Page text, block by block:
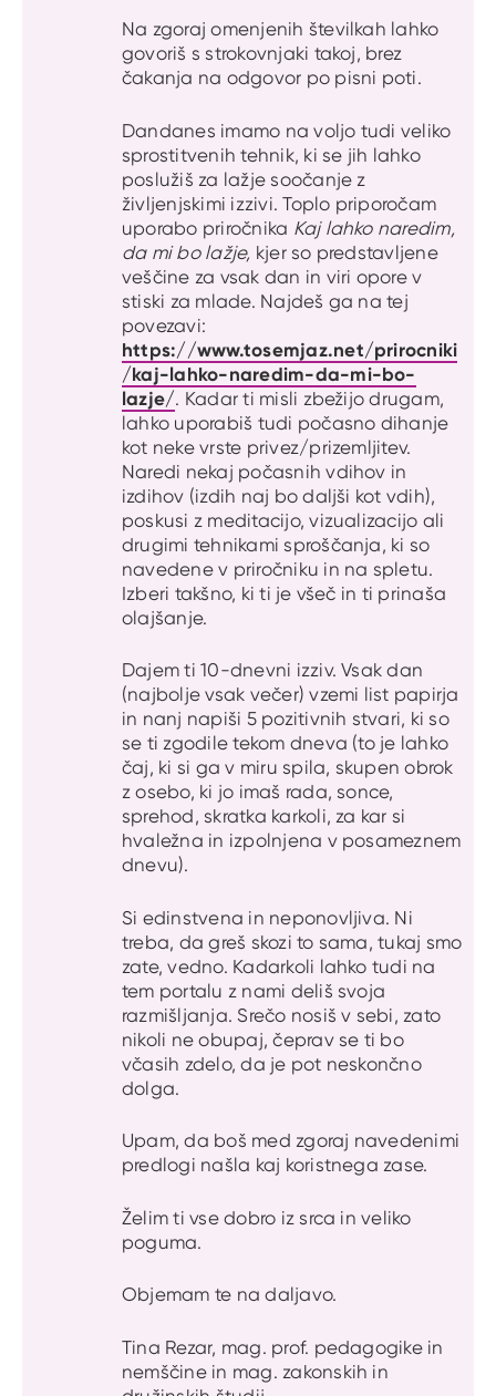
Na zgoraj omenjenih številkah lahko
govoriš s strokovnjaki takoj, brez
čakanja na odgovor po pisni poti.
Dandanes imamo na voljo tudi veliko
sprostitvenih tehnik, ki se jih lahko
poslužiš za lažje soočanje z
življenjskimi izzivi. Toplo priporočam
uporabo priročnika Kaj lahko naredim,
da mi bo lažje, kjer so predstavljene
veščine za vsak dan in viri opore v
stiski za mlade. Najdeš ga na tej
povezavi:
https://www.tosemjaz.net/prirocniki
/kaj-lahko-naredim-da-mi-bo-
lazje/. Kadar ti misli zbežijo drugam,
lahko uporabiš tudi počasno dihanje
kot neke vrste privez/prizemljitev.
Naredi nekaj počasnih vdihov in
izdihov (izdih naj bo daljši kot vdih),
poskusi z meditacijo, vizualizacijo ali
drugimi tehnikami sproščanja, ki so
navedene v priročniku in na spletu.
Izberi takšno, ki ti je všeč in ti prinaša
olajšanje.
Dajem ti 10-dnevni izziv. Vsak dan
(najbolje vsak večer) vzemi list papirja
in nanj napiši 5 pozitivnih stvari, ki so
se ti zgodile tekom dneva (to je lahko
čaj, ki si ga v miru spila, skupen obrok
z osebo, ki jo imaš rada, sonce,
sprehod, skratka karkoli, za kar si
hvaležna in izpolnjena v posameznem
dnevu).
Si edinstvena in neponovljiva. Ni
treba, da greš skozi to sama, tukaj smo
zate, vedno. Kadarkoli lahko tudi na
tem portalu z nami deliš svoja
razmišljanja. Srečo nosiš v sebi, zato
nikoli ne obupaj, čeprav se ti bo
včasih zdelo, da je pot neskončno
dolga.
Upam, da boš med zgoraj navedenimi
predlogi našla kaj koristnega zase.
Želim ti vse dobro iz srca in veliko
poguma.
Objemam te na daljavo.
Tina Rezar, mag. prof. pedagogike in
nemščine in mag. zakonskih in